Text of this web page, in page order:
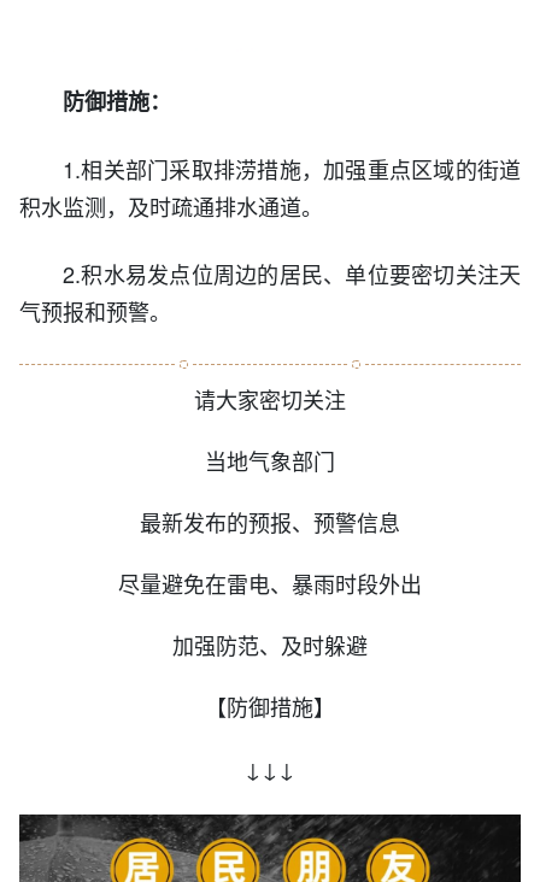
防御措施：
1.相关部门采取排涝措施，加强重点区域的街道
积水监测，及时疏通排水通道。
2.积水易发点位周边的居民、单位要密切关注天
气预报和预警。
请大家密切关注
当地气象部门
最新发布的预报、预警信息
尽量避免在雷电、暴雨时段外出
加强防范、及时躲避
【防御措施】
↓↓↓